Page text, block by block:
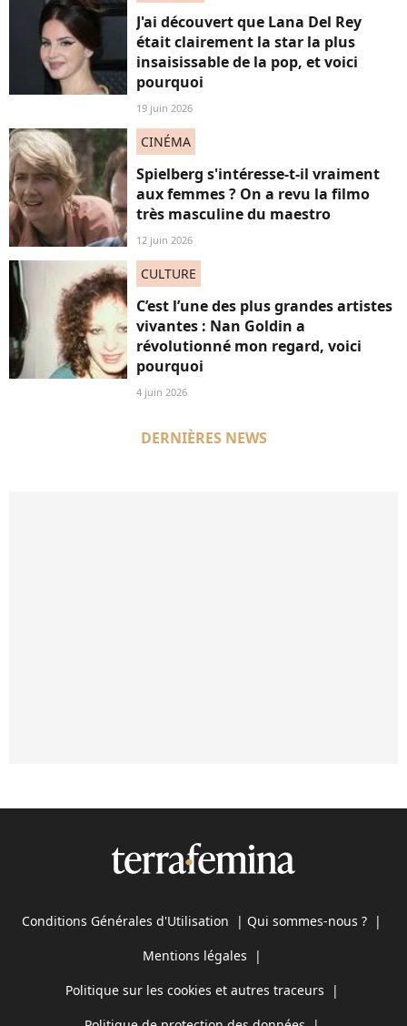
J'ai découvert que Lana Del Rey
était clairement la star la plus
insaisissable de la pop, et voici
pourquoi
19 juin 2026
CINÉMA
Spielberg s'intéresse-t-il vraiment
aux femmes ? On a revu la filmo
très masculine du maestro
12 juin 2026
CULTURE
C’est l’une des plus grandes artistes
vivantes : Nan Goldin a
révolutionné mon regard, voici
pourquoi
4 juin 2026
DERNIÈRES NEWS
Conditions Générales d'Utilisation | Qui sommes-nous ? |
Mentions légales |
Politique sur les cookies et autres traceurs |